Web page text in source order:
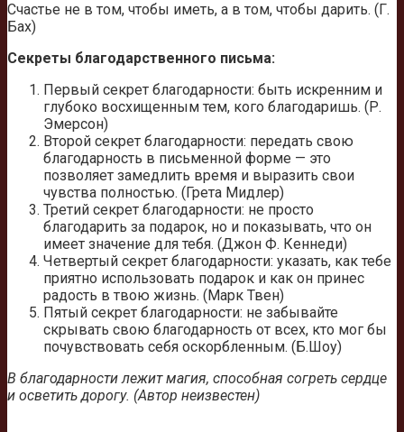
Счастье не в том, чтобы иметь, а в том, чтобы дарить. (Г.
Бах)
Секреты благодарственного письма:
Первый секрет благодарности: быть искренним и
глубоко восхищенным тем, кого благодаришь. (Р.
Эмерсон)
Второй секрет благодарности: передать свою
благодарность в письменной форме — это
позволяет замедлить время и выразить свои
чувства полностью. (Грета Мидлер)
Третий секрет благодарности: не просто
благодарить за подарок, но и показывать, что он
имеет значение для тебя. (Джон Ф. Кеннеди)
Четвертый секрет благодарности: указать, как тебе
приятно использовать подарок и как он принес
радость в твою жизнь. (Марк Твен)
Пятый секрет благодарности: не забывайте
скрывать свою благодарность от всех, кто мог бы
почувствовать себя оскорбленным. (Б.Шоу)
В благодарности лежит магия, способная согреть сердце
и осветить дорогу. (Автор неизвестен)